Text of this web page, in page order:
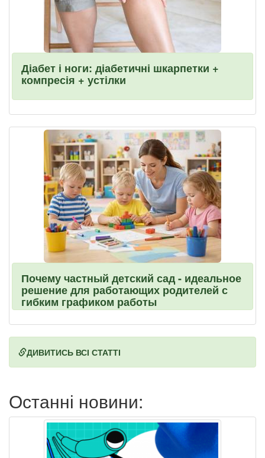
Діабет і ноги: діабетичні шкарпетки +
компресія + устілки
Почему частный детский сад - идеальное
решение для работающих родителей с
гибким графиком работы
ДИВИТИСЬ ВСІ СТАТТІ
Останні новини: